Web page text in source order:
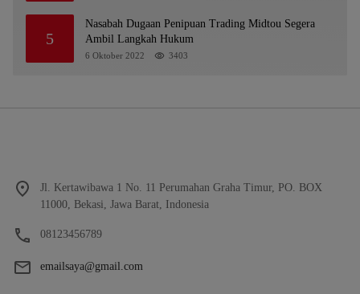
5
Nasabah Dugaan Penipuan Trading Midtou Segera
Ambil Langkah Hukum
6 Oktober 2022 3403
Jl. Kertawibawa 1 No. 11 Perumahan Graha Timur, PO. BOX
11000, Bekasi, Jawa Barat, Indonesia
08123456789
emailsaya@gmail.com